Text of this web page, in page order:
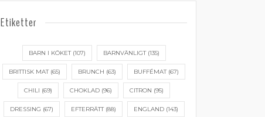
Etiketter
BARN I KÖKET(107) BARNVÄNLIGT(135)
BRITTISK MAT(65) BRUNCH (63) BUFFÉMAT(67)
CHILI (69) CHOKLAD (96) CITRON (95)
DRESSING (67) EFTERRÄTT(88) ENGLAND(143)